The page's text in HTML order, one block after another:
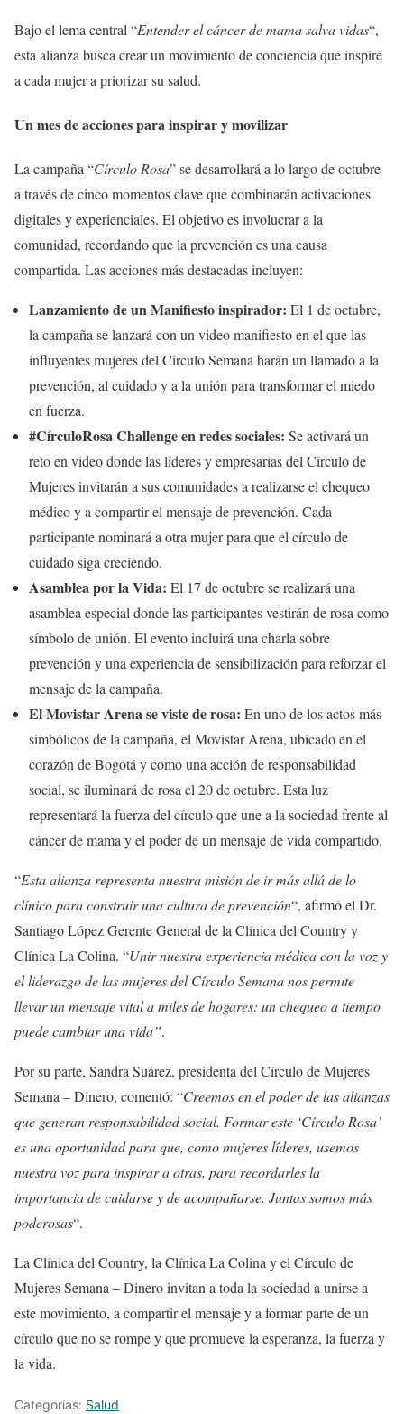
Bajo el lema central “Entender el cáncer de mama salva vidas“,
esta alianza busca crear un movimiento de conciencia que inspire
a cada mujer a priorizar su salud.
Un mes de acciones para inspirar y movilizar
La campaña “Círculo Rosa” se desarrollará a lo largo de octubre
a través de cinco momentos clave que combinarán activaciones
digitales y experienciales. El objetivo es involucrar a la
comunidad, recordando que la prevención es una causa
compartida. Las acciones más destacadas incluyen:
Lanzamiento de un Manifiesto inspirador: El 1 de octubre,
la campaña se lanzará con un video manifiesto en el que las
influyentes mujeres del Círculo Semana harán un llamado a la
prevención, al cuidado y a la unión para transformar el miedo
en fuerza.
#CírculoRosa Challenge en redes sociales: Se activará un
reto en video donde las líderes y empresarias del Círculo de
Mujeres invitarán a sus comunidades a realizarse el chequeo
médico y a compartir el mensaje de prevención. Cada
participante nominará a otra mujer para que el círculo de
cuidado siga creciendo.
Asamblea por la Vida: El 17 de octubre se realizará una
asamblea especial donde las participantes vestirán de rosa como
símbolo de unión. El evento incluirá una charla sobre
prevención y una experiencia de sensibilización para reforzar el
mensaje de la campaña.
El Movistar Arena se viste de rosa: En uno de los actos más
simbólicos de la campaña, el Movistar Arena, ubicado en el
corazón de Bogotá y como una acción de responsabilidad
social, se iluminará de rosa el 20 de octubre. Esta luz
representará la fuerza del círculo que une a la sociedad frente al
cáncer de mama y el poder de un mensaje de vida compartido.
“Esta alianza representa nuestra misión de ir más allá de lo
clínico para construir una cultura de prevención“, afirmó el Dr.
Santiago López Gerente General de la Clínica del Country y
Clínica La Colina. “Unir nuestra experiencia médica con la voz y
el liderazgo de las mujeres del Círculo Semana nos permite
llevar un mensaje vital a miles de hogares: un chequeo a tiempo
puede cambiar una vida”.
Por su parte, Sandra Suárez, presidenta del Círculo de Mujeres
Semana – Dinero, comentó: “Creemos en el poder de las alianzas
que generan responsabilidad social. Formar este ‘Círculo Rosa’
es una oportunidad para que, como mujeres líderes, usemos
nuestra voz para inspirar a otras, para recordarles la
importancia de cuidarse y de acompañarse. Juntas somos más
poderosas“.
La Clínica del Country, la Clínica La Colina y el Círculo de
Mujeres Semana – Dinero invitan a toda la sociedad a unirse a
este movimiento, a compartir el mensaje y a formar parte de un
círculo que no se rompe y que promueve la esperanza, la fuerza y
la vida.
Categorías: Salud